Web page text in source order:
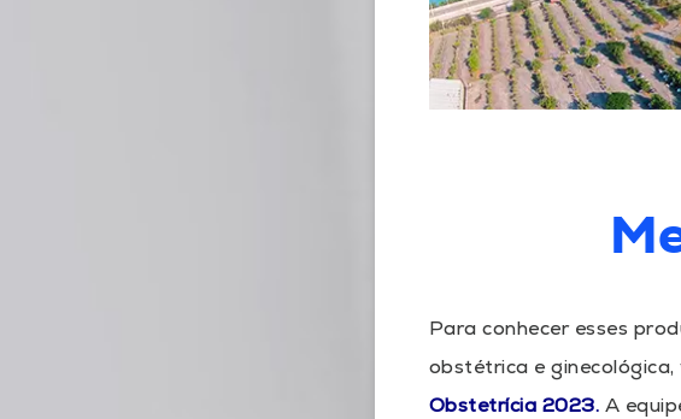
Para conhecer esses
obstétrica e
Obstetrícia 2023. A